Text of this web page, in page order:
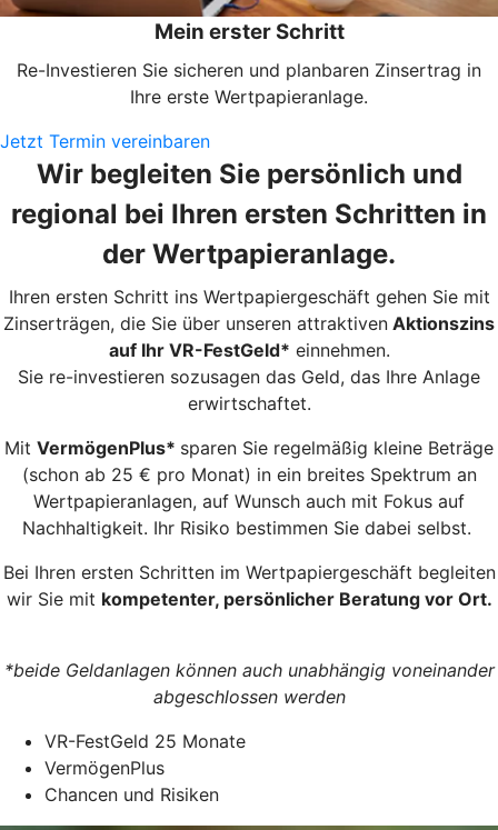
Mein erster Schritt
Re-Investieren Sie sicheren und planbaren Zinsertrag in
Ihre erste Wertpapieranlage.
Jetzt Termin vereinbaren
Wir begleiten Sie persönlich und
regional bei Ihren ersten Schritten in
der Wertpapieranlage.
Ihren ersten Schritt ins Wertpapiergeschäft gehen Sie mit
Zinserträgen, die Sie über unseren attraktiven Aktionszins
auf Ihr VR-FestGeld* einnehmen.
Sie re-investieren sozusagen das Geld, das Ihre Anlage
erwirtschaftet.
Mit VermögenPlus* sparen Sie regelmäßig kleine Beträge
(schon ab 25 € pro Monat) in ein breites Spektrum an
Wertpapieranlagen, auf Wunsch auch mit Fokus auf
Nachhaltigkeit. Ihr Risiko bestimmen Sie dabei selbst.
Bei Ihren ersten Schritten im Wertpapiergeschäft begleiten
wir Sie mit kompetenter, persönlicher Beratung vor Ort.
*beide Geldanlagen können auch unabhängig voneinander
abgeschlossen werden
VR-FestGeld 25 Monate
VermögenPlus
Chancen und Risiken